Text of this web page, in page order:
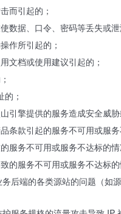
而引起的；
数据、口令、密码等丢失或泄
作所引起的；
文档或使用建议引起的；
；
引擎提供的服务造成安全威
条款引起的服务不可用或服务
服务不可用或服务不达标的情
的服务不可用或服务不达标的
后端的各类源站的问题（如